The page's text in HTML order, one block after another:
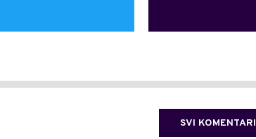
SVI KOMENTARI